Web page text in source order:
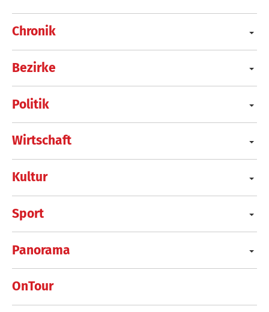
Chronik
Bezirke
Politik
Wirtschaft
Kultur
Sport
Panorama
OnTour